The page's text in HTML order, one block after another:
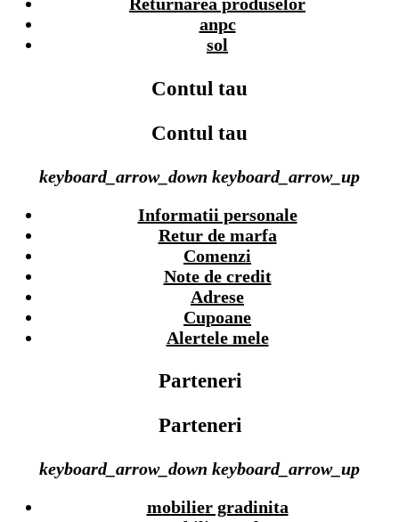
Returnarea produselor
anpc
sol
Contul tau
Contul tau
keyboard_arrow_down keyboard_arrow_up
Informatii personale
Retur de marfa
Comenzi
Note de credit
Adrese
Cupoane
Alertele mele
Parteneri
Parteneri
keyboard_arrow_down keyboard_arrow_up
mobilier gradinita